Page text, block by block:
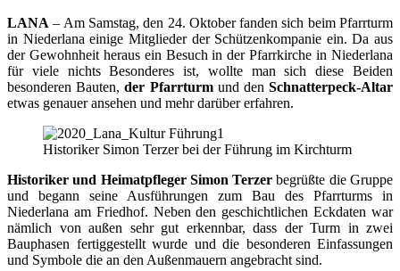
LANA – Am Samstag, den 24. Oktober fanden sich beim Pfarrturm
in Niederlana einige Mitglieder der Schützenkompanie ein. Da aus
der Gewohnheit heraus ein Besuch in der Pfarrkirche in Niederlana
für viele nichts Besonderes ist, wollte man sich diese Beiden
besonderen Bauten,der Pfarrturmund denSchnatterpeck-Altar
etwas genauer ansehen und mehr darüber erfahren.
Historiker Simon Terzer bei der Führung im Kirchturm
Historiker und Heimatpfleger Simon Terzer begrüßte die Gruppe
und begann seine Ausführungen zum Bau des Pfarrturms in
Niederlana am Friedhof. Neben den geschichtlichen Eckdaten war
nämlich von außen sehr gut erkennbar, dass der Turm in zwei
Bauphasen fertiggestellt wurde und die besonderen Einfassungen
und Symbole die an den Außenmauern angebracht sind.